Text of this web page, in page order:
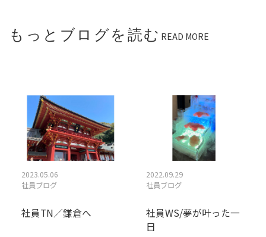
もっとブログを読む READ MORE
2023.05.06
社員ブログ
社員TN／鎌倉へ
2022.09.29
社員ブログ
社員WS/夢が叶った一
日